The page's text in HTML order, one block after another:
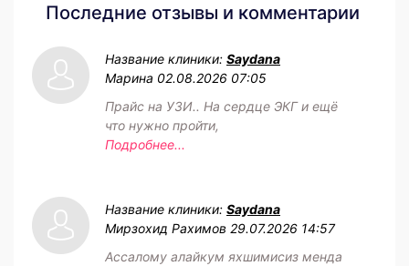
Последние отзывы и комментарии
Название клиники: Saydana
Марина 02.08.2026 07:05
Прайс на УЗИ.. На сердце ЭКГ и ещё
что нужно пройти,
Подробнее...
Название клиники: Saydana
Мирзохид Рахимов 29.07.2026 14:57
Ассалому алайкум яхшимисиз менда